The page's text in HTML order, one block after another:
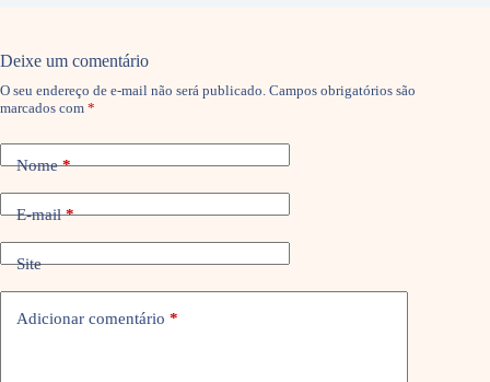
Deixe um comentário
O seu endereço de e-mail não será publicado. Campos obrigatórios são
marcados com *
Nome*
E-mail*
Site
Adicionar comentário *